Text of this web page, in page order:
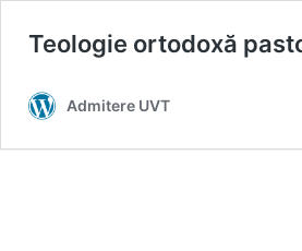
Teologie ortodoxă
Admitere UVT